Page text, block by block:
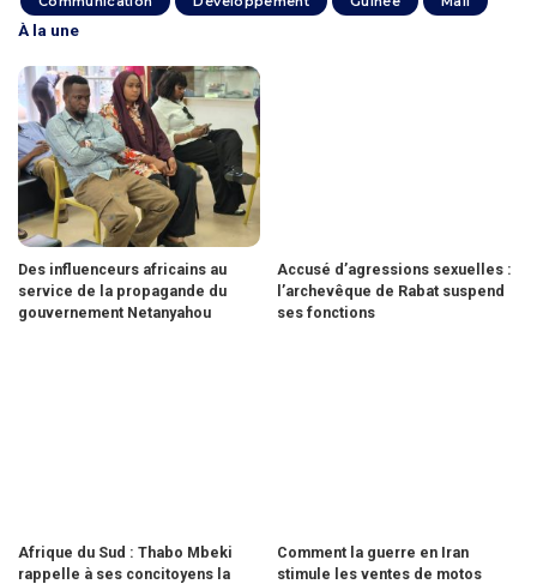
À la une
Des influenceurs africains au
service de la propagande du
gouvernement Netanyahou
Accusé d’agressions sexuelles :
l’archevêque de Rabat suspend
ses fonctions
Afrique du Sud : Thabo Mbeki
rappelle à ses concitoyens la
Comment la guerre en Iran
stimule les ventes de motos